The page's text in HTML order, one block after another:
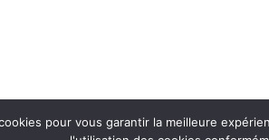
pour vous garantir la meilleure